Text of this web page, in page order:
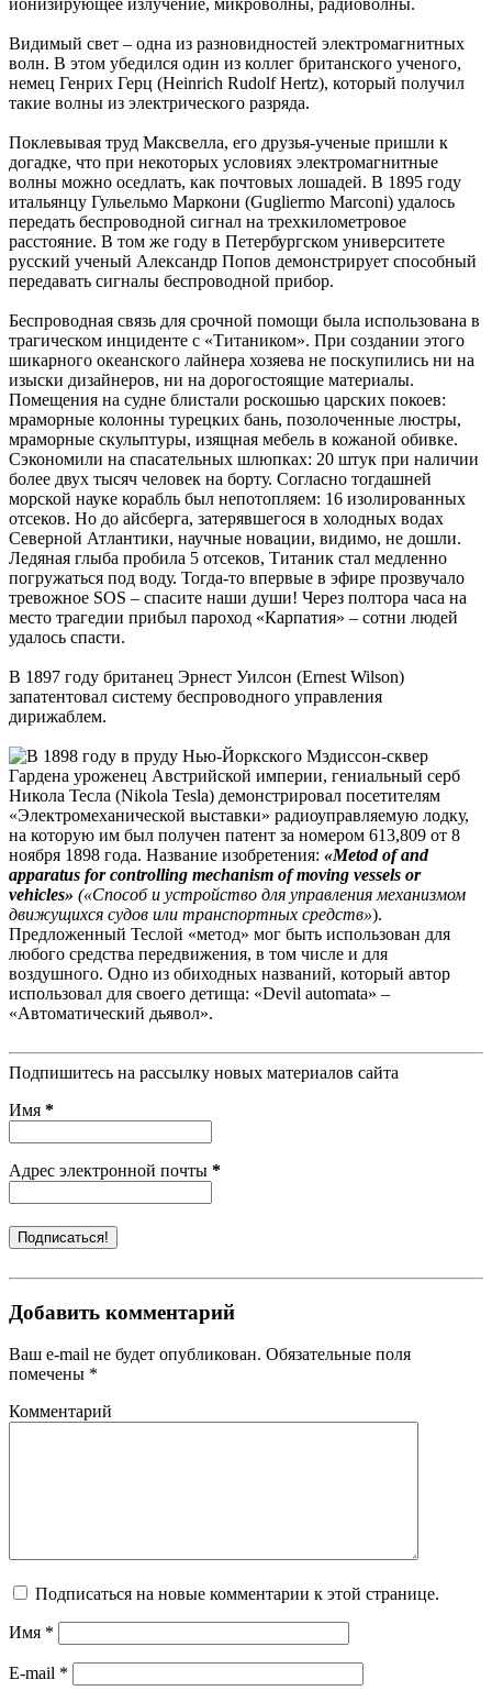
Видимый свет – одна из разновидностей электромагнитных
волн. В этом убедился один из коллег британского ученого,
немец Генрих Герц (Heinrich Rudolf Hertz), который получил
такие волны из электрического разряда.
Поклевывая труд Максвелла, его друзья-ученые пришли к
догадке, что при некоторых условиях электромагнитные
волны можно оседлать, как почтовых лошадей. В 1895 году
итальянцу Гульельмо Маркони (Gugliermo Marconi) удалось
передать беспроводной сигнал на трехкилометровое
расстояние. В том же году в Петербургском университете
русский ученый Александр Попов демонстрирует способный
передавать сигналы беспроводной прибор.
Беспроводная связь для срочной помощи была использована в
трагическом инциденте с «Титаником». При создании этого
шикарного океанского лайнера хозяева не поскупились ни на
изыски дизайнеров, ни на дорогостоящие материалы.
Помещения на судне блистали роскошью царских покоев:
мраморные колонны турецких бань, позолоченные люстры,
мраморные скульптуры, изящная мебель в кожаной обивке.
Сэкономили на спасательных шлюпках: 20 штук при наличии
более двух тысяч человек на борту. Согласно тогдашней
морской науке корабль был непотопляем: 16 изолированных
отсеков. Но до айсберга, затерявшегося в холодных водах
Северной Атлантики, научные новации, видимо, не дошли.
Ледяная глыба пробила 5 отсеков, Титаник стал медленно
погружаться под воду. Тогда-то впервые в эфире прозвучало
тревожное SOS – спасите наши души! Через полтора часа на
место трагедии прибыл пароход «Карпатия» – сотни людей
удалось спасти.
В 1897 году британец Эрнест Уилсон (Ernest Wilson)
запатентовал систему беспроводного управления
дирижаблем.
В 1898 году в пруду Нью-Йоркского Мэдиссон-сквер
Гардена уроженец Австрийской империи, гениальный серб
Никола Тесла (Nikola Tesla) демонстрировал посетителям
«Электромеханической выставки» радиоуправляемую лодку,
на которую им был получен патент за номером 613,809 от 8
ноября 1898 года. Название изобретения: «Metod of and
apparatus for controlling mechanism of moving vessels or
vehicles» («Способ и устройство для управления механизмом
движущихся судов или транспортных средств»).
Предложенный Теслой «метод» мог быть использован для
любого средства передвижения, в том числе и для
воздушного. Одно из обиходных названий, который автор
использовал для своего детища: «Devil automata» –
«Автоматический дьявол».
Подпишитесь на рассылку новых материалов сайта
Имя *
Адрес электронной почты *
Добавить комментарий
Ваш e-mail не будет опубликован. Обязательные поля
помечены *
Комментарий
Подписаться на новые комментарии к этой странице.
Имя *
E-mail *